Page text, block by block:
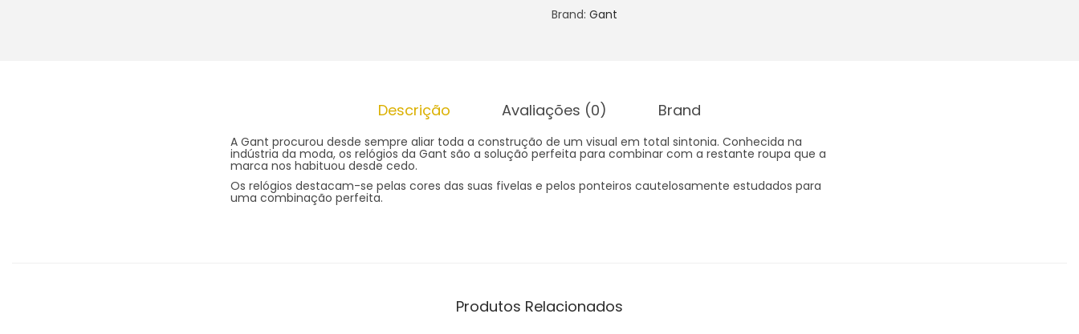
Brand: Gant
Descrição Avaliações (0) Brand
A Gant procurou desde sempre aliar toda a construção de um visual em total sintonia. Conhecida na
indústria da moda, os relógios da Gant são a solução perfeita para combinar com a restante roupa que a
marca nos habituou desde cedo.
Os relógios destacam-se pelas cores das suas fivelas e pelos ponteiros cautelosamente estudados para
uma combinação perfeita.
Produtos Relacionados